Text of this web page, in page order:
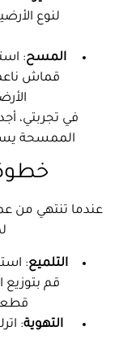
لنوع
المسح:
قماش
في تجربتي،
الممسحة
خطوة
عندما تنتهي من
التلميع:
قم بتوزيع
التهوية: